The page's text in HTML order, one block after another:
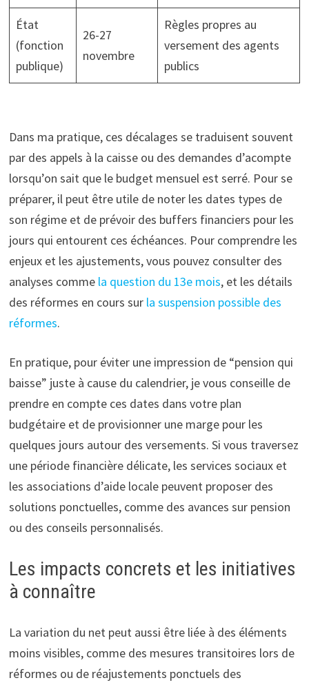
État
(fonction
publique)
26-27
novembre
Règles propres au
versement des agents
publics
Dans ma pratique, ces décalages se traduisent souvent
par des appels à la caisse ou des demandes d’acompte
lorsqu’on sait que le budget mensuel est serré. Pour se
préparer, il peut être utile de noter les dates types de
son régime et de prévoir des buffers financiers pour les
jours qui entourent ces échéances. Pour comprendre les
enjeux et les ajustements, vous pouvez consulter des
analyses comme la question du 13e mois, et les détails
des réformes en cours sur la suspension possible des
réformes.
En pratique, pour éviter une impression de “pension qui
baisse” juste à cause du calendrier, je vous conseille de
prendre en compte ces dates dans votre plan
budgétaire et de provisionner une marge pour les
quelques jours autour des versements. Si vous traversez
une période financière délicate, les services sociaux et
les associations d’aide locale peuvent proposer des
solutions ponctuelles, comme des avances sur pension
ou des conseils personnalisés.
Les impacts concrets et les initiatives
à connaître
La variation du net peut aussi être liée à des éléments
moins visibles, comme des mesures transitoires lors de
réformes ou de réajustements ponctuels des